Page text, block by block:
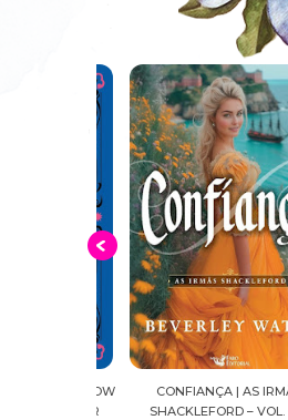
CONFIANÇA | AS IRMÃS
SHACKLEFORD – VOL. 03 |